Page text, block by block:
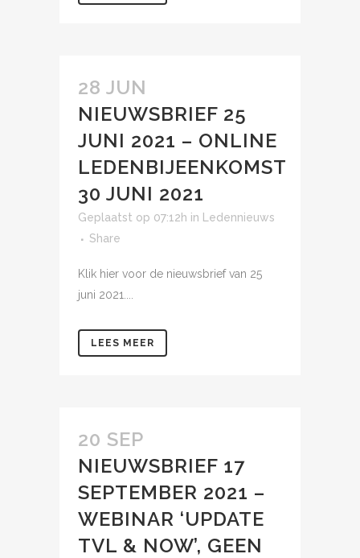
28 JUN
NIEUWSBRIEF 25
JUNI 2021 – ONLINE
LEDENBIJEENKOMST
30 JUNI 2021
Geplaatst op 07:12h in
Ledennieuws
Share
Klik hier voor de nieuwsbrief van 25
juni 2021....
LEES MEER
20 SEP
NIEUWSBRIEF 17
SEPTEMBER 2021 –
WEBINAR ‘UPDATE
TVL & NOW’, GEEN